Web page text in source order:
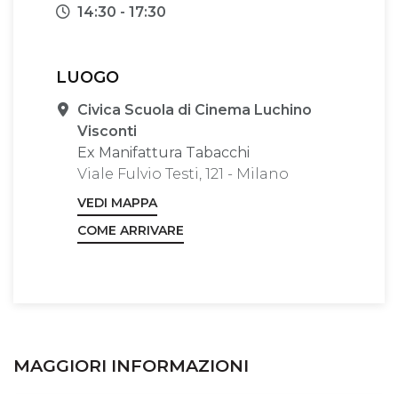
Orari
14:30 - 17:30
LUOGO
Sede
Civica Scuola di Cinema Luchino
Visconti
Ex Manifattura Tabacchi
Viale Fulvio Testi, 121 - Milano
VEDI MAPPA
COME ARRIVARE
MAGGIORI INFORMAZIONI